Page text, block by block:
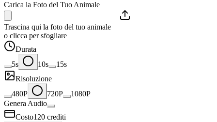
Carica la Foto del Tuo Animale
Trascina qui la foto del tuo animale
o clicca per sfogliare
Durata
5s
10s
15s
Risoluzione
480P
720P
1080P
Genera Audio
Costo120 crediti